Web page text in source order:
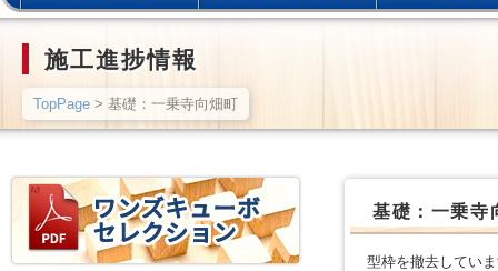
施工進捗情報
TopPage > 基礎：一乗寺向畑町
基礎：一乗寺
型枠を撤去してい